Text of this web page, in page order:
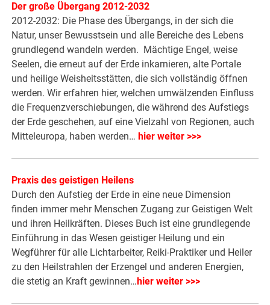
Der große Übergang 2012-2032
2012-2032: Die Phase des Übergangs, in der sich die
Natur, unser Bewusstsein und alle Bereiche des Lebens
grundlegend wandeln werden. Mächtige Engel, weise
Seelen, die erneut auf der Erde inkarnieren, alte Portale
und heilige Weisheitsstätten, die sich vollständig öffnen
werden. Wir erfahren hier, welchen umwälzenden Einfluss
die Frequenzverschiebungen, die während des Aufstiegs
der Erde geschehen, auf eine Vielzahl von Regionen, auch
Mitteleuropa, haben werden… hier weiter >>>
Praxis des geistigen Heilens
Durch den Aufstieg der Erde in eine neue Dimension
finden immer mehr Menschen Zugang zur Geistigen Welt
und ihren Heilkräften. Dieses Buch ist eine grundlegende
Einführung in das Wesen geistiger Heilung und ein
Wegführer für alle Lichtarbeiter, Reiki-Praktiker und Heiler
zu den Heilstrahlen der Erzengel und anderen Energien,
die stetig an Kraft gewinnen… hier weiter >>>